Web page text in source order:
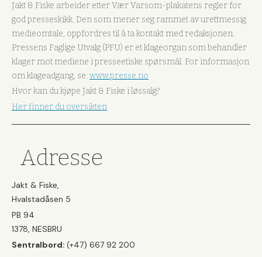
Jakt & Fiske arbeider etter Vær Varsom-plakatens regler for
god presseskikk. Den som mener seg rammet av urettmessig
medieomtale, oppfordres til å ta kontakt med redaksjonen.
Pressens Faglige Utvalg (PFU) er et klageorgan som behandler
klager mot mediene i presseetiske spørsmål. For informasjon
om klageadgang, se: www.presse.no
Hvor kan du kjøpe Jakt & Fiske i løssalg?
Her finner du oversikten
Adresse
Jakt & Fiske,
Hvalstadåsen 5
PB 94
1378, NESBRU
Sentralbord: (+47) 667 92 200